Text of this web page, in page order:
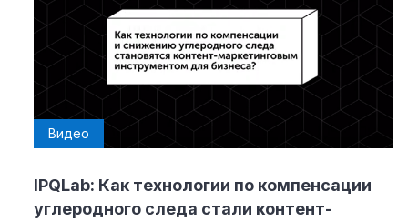
Видео
IPQLab: Как технологии по компенсации
углеродного следа стали контент-